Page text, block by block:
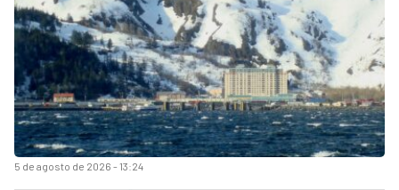
5 de agosto de 2026 - 13:24